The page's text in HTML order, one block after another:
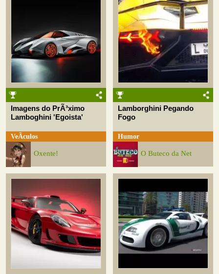
Imagens do PrÃ³ximo
Lamboghini 'Egoista'
VeÃ­culos
Oxente!
Lamborghini Pegando
Fogo
Humor
O Buteco da Net